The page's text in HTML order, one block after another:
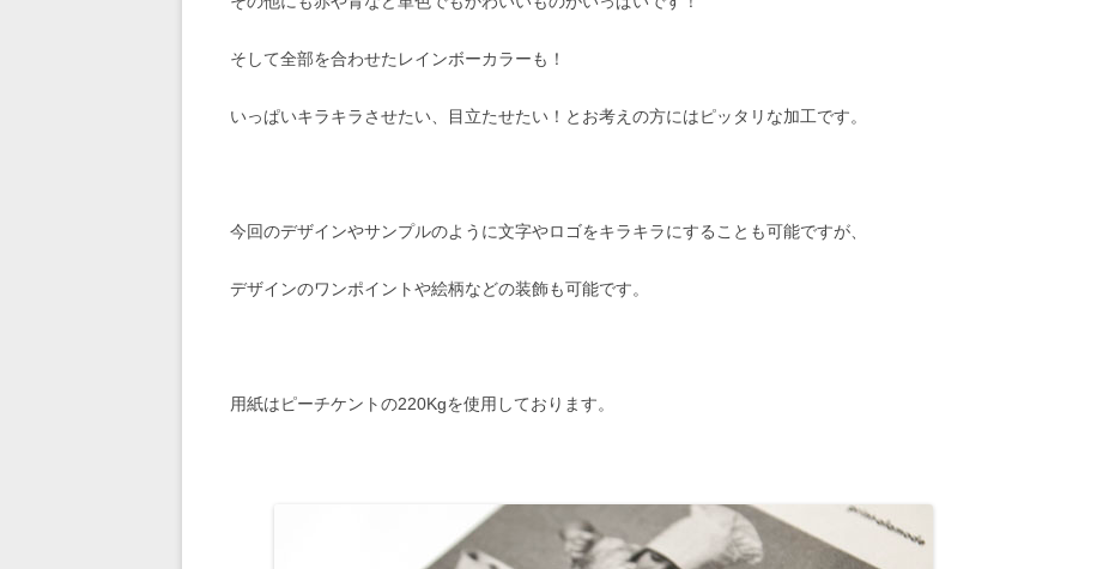
そして全部を合わせたレインボーカラーも！
いっぱいキラキラさせたい、目立たせたい！とお考えの方にはピッタリな加工です。
今回のデザインやサンプルのように文字やロゴをキラキラにすることも可能ですが、
デザインのワンポイントや絵柄などの装飾も可能です。
用紙はピーチケントの220Kgを使用しております。